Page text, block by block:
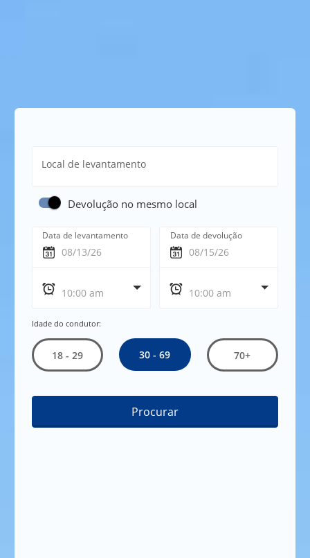
Local de levantamento
Devolução no mesmo local
Data de levantamento Data de devolução
Idade do condutor:
18 - 29 30 - 69 70+
Procurar